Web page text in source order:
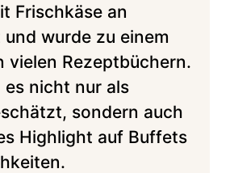
Frischkäse an
wurde zu einem
vielen Rezeptbüchern.
es nicht nur als
sondern auch
Highlight auf Buffets